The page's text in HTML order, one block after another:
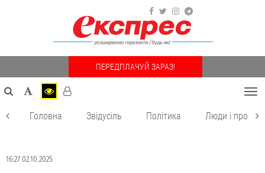
ПЕРЕДПЛАЧУЙ ЗАРАЗ!
Головна Звідусіль Політика Люди і
16:27 02.10.2025